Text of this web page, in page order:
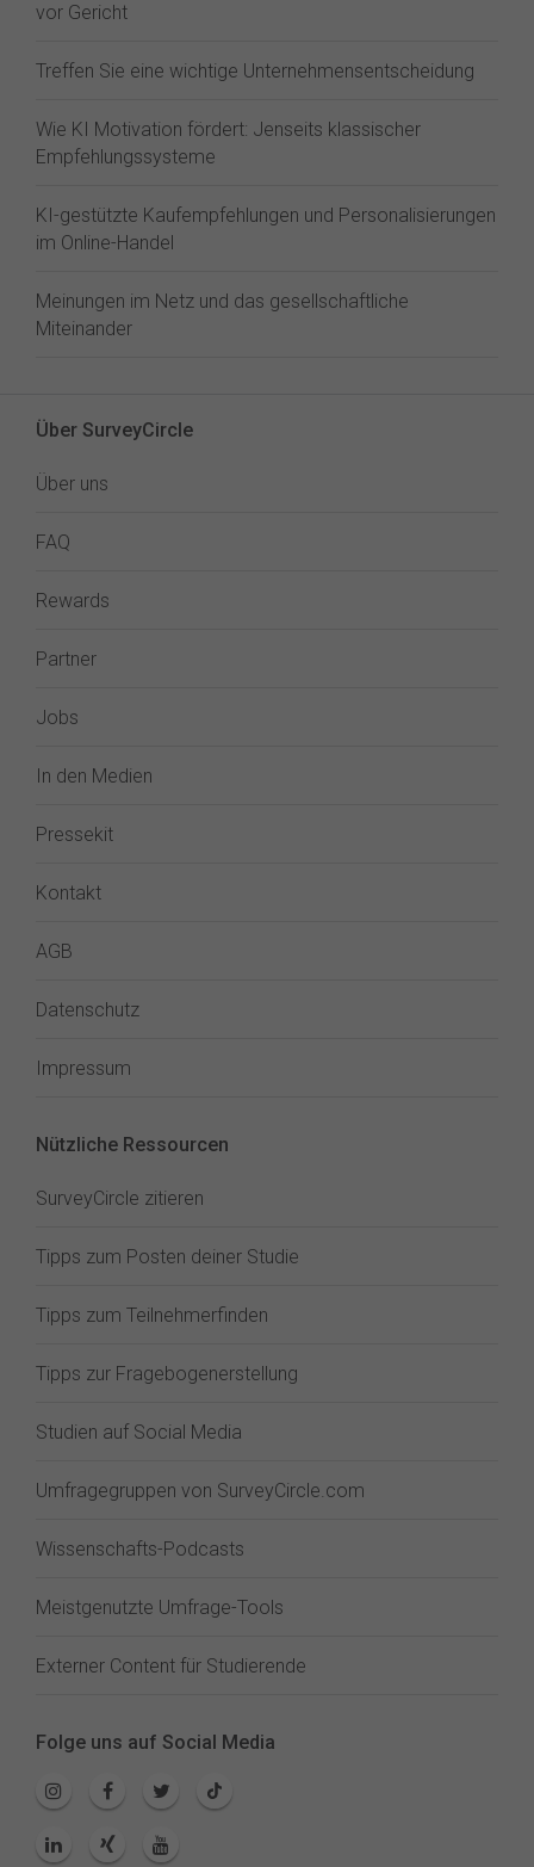
vor Gericht
Treffen Sie eine wichtige Unternehmensentscheidung
Wie KI Motivation fördert: Jenseits klassischer
Empfehlungssysteme
KI-gestützte Kaufempfehlungen und Personalisierungen
im Online-Handel
Meinungen im Netz und das gesellschaftliche
Miteinander
Über SurveyCircle
Über uns
FAQ
Rewards
Partner
Jobs
In den Medien
Pressekit
Kontakt
AGB
Datenschutz
Impressum
Nützliche Ressourcen
SurveyCircle zitieren
Tipps zum Posten deiner Studie
Tipps zum Teilnehmerfinden
Tipps zur Fragebogenerstellung
Studien auf Social Media
Umfragegruppen von SurveyCircle.com
Wissenschafts-Podcasts
Meistgenutzte Umfrage-Tools
Externer Content für Studierende
Folge uns auf Social Media